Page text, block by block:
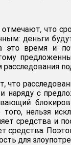
что
деньги
время и
наряду с
нельзя
средства и
средства.
для